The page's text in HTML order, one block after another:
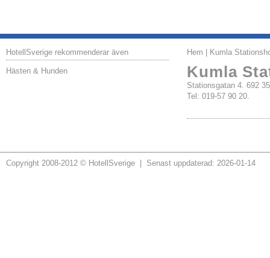
HotellSverige rekommenderar även
Hästen & Hunden
Hem | Kumla
Kumla
Stationsgatan 4. 692
Tel: 019-57 90 20.
Copyright 2008-2012 © HotellSverige | Senast uppdaterad: 2026-01-14